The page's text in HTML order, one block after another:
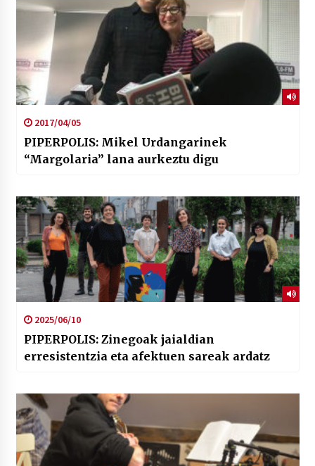
2017/04/05
PIPERPOLIS: Mikel Urdangarinek
“Margolaria” lana aurkeztu digu
2025/06/10
PIPERPOLIS: Zinegoak jaialdian
erresistentzia eta afektuen sareak ardatz